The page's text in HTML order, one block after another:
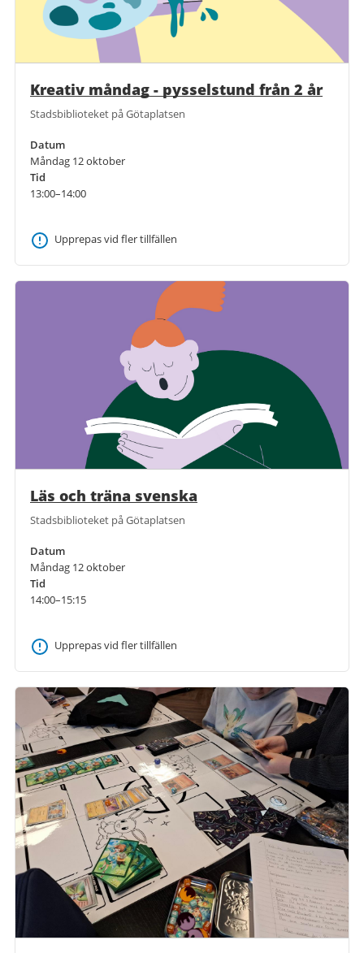
Kreativ måndag - pysselstund från 2 år
Stadsbiblioteket på Götaplatsen
Datum
Måndag 12 oktober
Tid
13:00–14:00
Upprepas vid fler tillfällen
Läs och träna svenska
Stadsbiblioteket på Götaplatsen
Datum
Måndag 12 oktober
Tid
14:00–15:15
Upprepas vid fler tillfällen